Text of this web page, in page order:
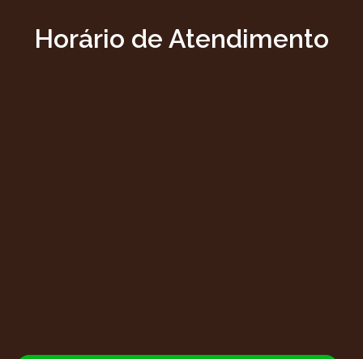
Horário de Atendimento